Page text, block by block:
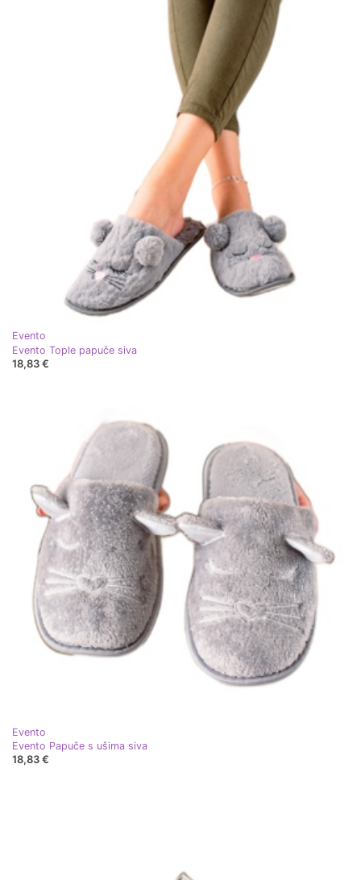
Evento
Evento Tople papuče siva
18,83 €
Evento
Evento Papuče s ušima siva
18,83 €